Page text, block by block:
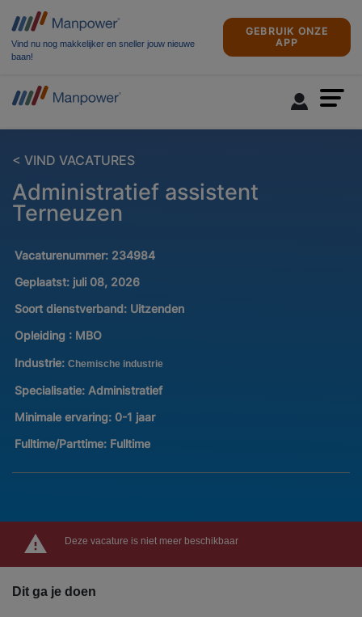
Vind nu nog makkelijker en sneller jouw nieuwe
baan!
GEBRUIK ONZE
APP
< VIND VACATURES
Administratief assistent
Terneuzen
Vacaturenummer: 234984
Geplaatst: juli 08, 2026
Soort dienstverband: Uitzenden
Opleiding : MBO
Industrie: Chemische industrie
Specialisatie: Administratief
Minimale ervaring: 0-1 jaar
Fulltime/Parttime: Fulltime
Deze vacature is niet meer beschikbaar
Dit ga je doen